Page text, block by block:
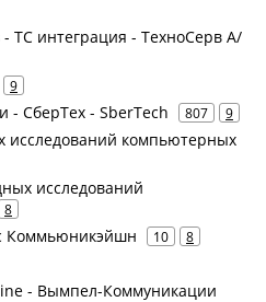
ТС интеграция - ТехноСерв А/
9
- СберТех - SberTech 807 9
компьютерных
исследований
8
Коммьюникэйшн 10 8
- Вымпел-Коммуникации